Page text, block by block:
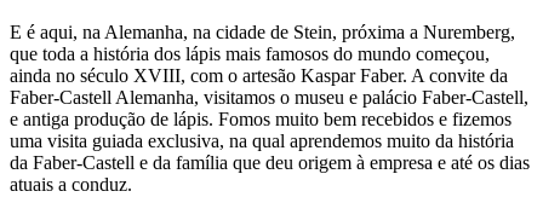
E é aqui, na Alemanha, na cidade de Stein, próxima a Nuremberg,
que toda a história dos lápis mais famosos do mundo começou,
ainda no século XVIII, com o artesão Kaspar Faber. A convite da
Faber-Castell Alemanha, visitamos o museu e palácio Faber-Castell,
e antiga produção de lápis. Fomos muito bem recebidos e fizemos
uma visita guiada exclusiva, na qual aprendemos muito da história
da Faber-Castell e da família que deu origem à empresa e até os dias
atuais a conduz.